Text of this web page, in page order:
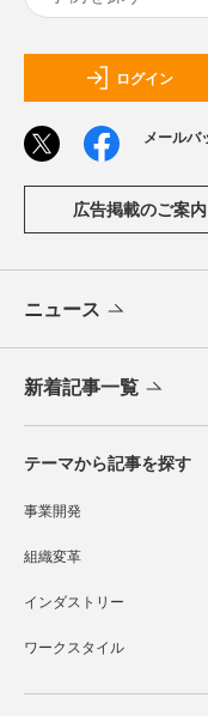
ログイン
メールバ
広告掲載のご案内
ニュース
新着記事一覧
テーマから記事を探す
事業開発
組織変革
インダストリー
ワークスタイル